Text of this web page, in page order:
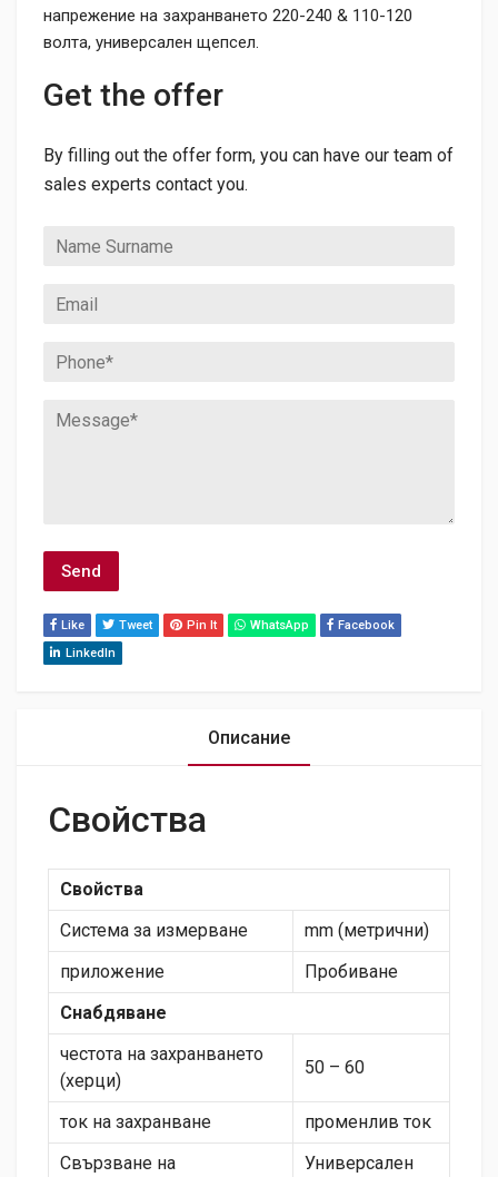
напрежение на захранването 220-240 & 110-120
волта, универсален щепсел.
Get the offer
By filling out the offer form, you can have our team of
sales experts contact you.
Like Tweet Pin It WhatsApp
Facebook
LinkedIn
Описание
Свойства
Свойства
Система за измерване
mm (метрични)
приложение
Пробиване
Снабдяване
честота на захранването
(херци)
50 – 60
ток на захранване
променлив ток
Свързване на
Универсален